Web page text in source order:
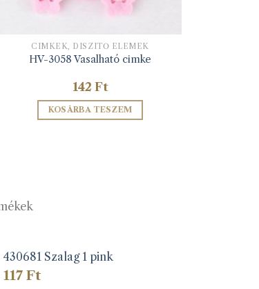
CIMKÉK, DÍSZÍTŐ ELEMEK
HV-3058 Vasalható cimke
142 Ft
KOSÁRBA TESZEM
430681 Szalag 1 pink
117Ft